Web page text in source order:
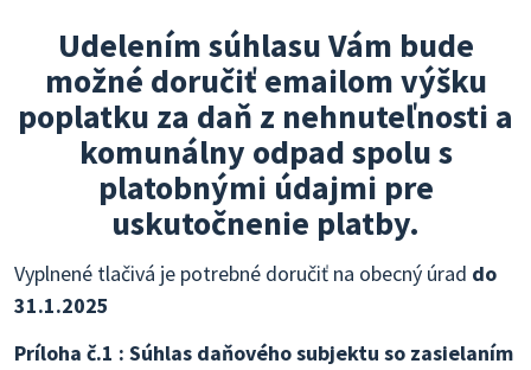
Udelením súhlasuVám bude
možné doručiť emailomvýšku
poplatku za daň z nehnuteľnosti a
komunálny odpad spolu s
platobnými údajmi pre
uskutočnenie platby.
Vyplnené tlačivá je potrebné doručiť na obecný úrad do
31.1.2025
Príloha č.1 : Súhlas daňového subjektu so zasielaním